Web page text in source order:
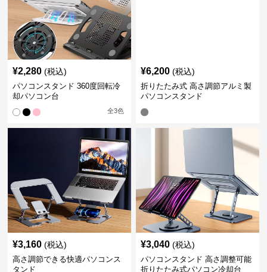
¥2,280 (税込)
パソコンスタンド 360度回転冷
却パソコン台
全3色
¥6,200 (税込)
折りたたみ式 高さ調節アルミ製
パソコンスタンド
¥3,160 (税込)
高さ調節できる快適パソコンス
タンド
¥3,040 (税込)
パソコンスタンド 高さ調整可能
折りたたみ式パソコン冷却台